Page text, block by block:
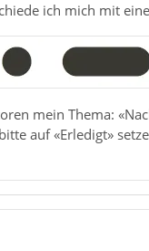
ich mich mit
mein Thema:
auf «Erledigt»